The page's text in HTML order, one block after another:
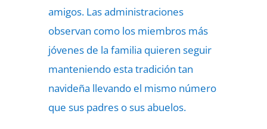
amigos. Las administraciones
observan como los miembros más
jóvenes de la familia quieren seguir
manteniendo esta tradición tan
navideña llevando el mismo número
que sus padres o sus abuelos.